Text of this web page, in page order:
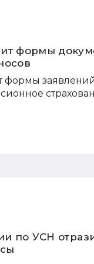
формы
заявлений
по УСН